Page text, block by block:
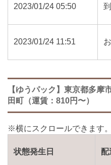
2023/01/24 05:50
2023/01/24 11:51
【ゆうパック】東京都多摩
田町（運賃：810円〜）
状態発生日 配